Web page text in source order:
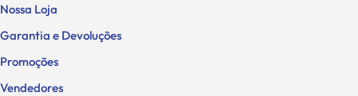
Nossa Loja
Garantia e Devoluções
Promoções
Vendedores